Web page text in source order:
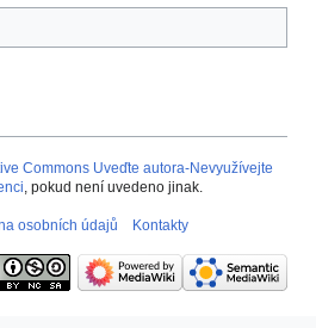
Commons Uveďte autora-Nevyužívejte
, pokud není uvedeno jinak.
osobních údajů Kontakty